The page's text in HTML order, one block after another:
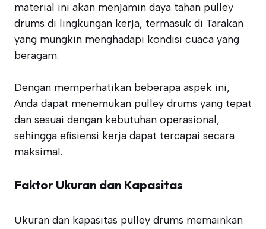
material ini akan menjamin daya tahan pulley
drums di lingkungan kerja, termasuk di Tarakan
yang mungkin menghadapi kondisi cuaca yang
beragam.
Dengan memperhatikan beberapa aspek ini,
Anda dapat menemukan pulley drums yang tepat
dan sesuai dengan kebutuhan operasional,
sehingga efisiensi kerja dapat tercapai secara
maksimal.
Faktor Ukuran dan Kapasitas
Ukuran dan kapasitas pulley drums memainkan